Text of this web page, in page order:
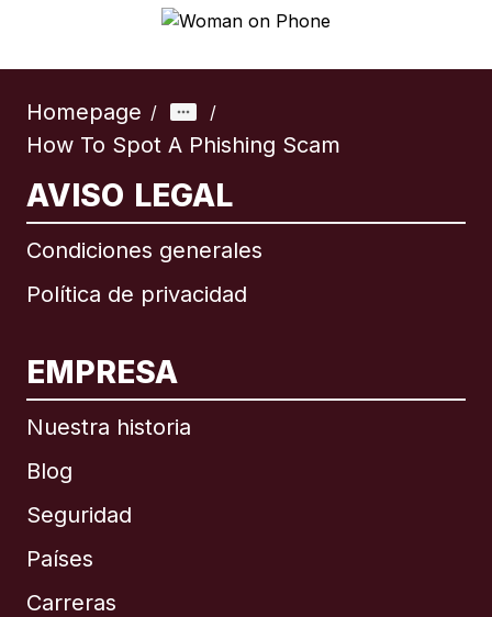
Homepage / /
How To Spot A Phishing Scam
AVISO LEGAL
Condiciones generales
Política de privacidad
EMPRESA
Nuestra historia
Blog
Seguridad
Países
Carreras